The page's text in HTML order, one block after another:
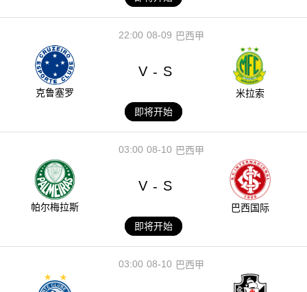
08-09
22:00 巴西甲
克鲁塞罗
V - S
米拉索
即将开始
08-10
03:00 巴西甲
帕尔梅拉斯
V - S
巴西国际
即将开始
08-10
03:00 巴西甲